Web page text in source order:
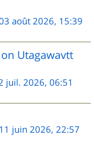
août 2026, 15:39
Utagawavtt
juil. 2026, 06:51
11 juin 2026, 22:57